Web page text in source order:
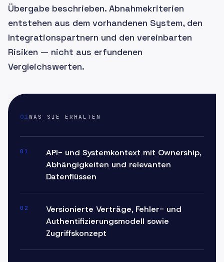
Übergabe beschrieben. Abnahmekriterien
entstehen aus dem vorhandenen System, den
Integrationspartnern und den vereinbarten
Risiken — nicht aus erfundenen
Vergleichswerten.
01WAS SIE ERHALTEN
01
API- und Systemkontext mit Ownership,
Abhängigkeiten und relevanten
Datenflüssen
02
Versionierte Verträge, Fehler- und
Authentifizierungsmodell sowie
Zugriffskonzept